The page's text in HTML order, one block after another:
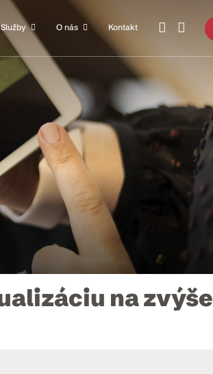
Služby O nás Kontakt
na